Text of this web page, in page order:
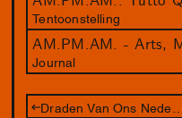
Tentoonstelling
Journal